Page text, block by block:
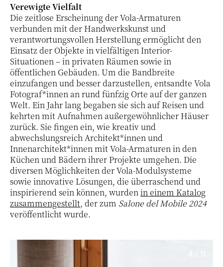
Verewigte Vielfalt
Die zeitlose Erscheinung der Vola-Armaturen
verbunden mit der Handwerkskunst und
verantwortungsvollen Herstellung ermöglicht den
Einsatz der Objekte in vielfältigen Interior-
Situationen – in privaten Räumen sowie in
öffentlichen Gebäuden. Um die Bandbreite
einzufangen und besser darzustellen, entsandte Vola
Fotograf*innen an rund fünfzig Orte auf der ganzen
Welt. Ein Jahr lang begaben sie sich auf Reisen und
kehrten mit Aufnahmen außergewöhnlicher Häuser
zurück. Sie fingen ein, wie kreativ und
abwechslungsreich Architekt*innen und
Innenarchitekt*innen mit Vola-Armaturen in den
Küchen und Bädern ihrer Projekte umgehen. Die
diversen Möglichkeiten der Vola-Modulsysteme
sowie innovative Lösungen, die überraschend und
inspirierend sein können, wurdenin einem Katalog
zusammengestellt, der zum Salone del Mobile 2024
veröffentlicht wurde.